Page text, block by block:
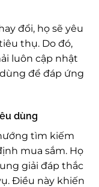
đổi, họ sẽ yêu
thụ. Do đó,
luôn cập nhật
để đáp ứng
dùng
tìm kiếm
mua sắm. Họ
giải đáp thắc
Điều này khiến